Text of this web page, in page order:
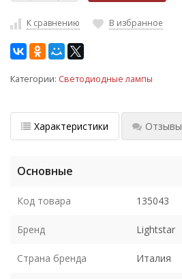
К сравнению В избранное
Категории: Светодиодные лампы
Характеристики Отзывы
Основные
Код товара 135043
Бренд Lightstar
Страна бренда Италия